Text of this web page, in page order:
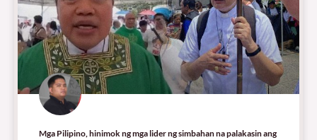
Mga Pilipino, hinimok ng mga lider ng simbahan na palakasin ang